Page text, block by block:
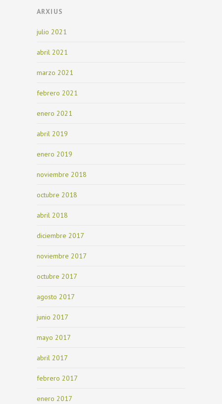
ARXIUS
julio 2021
abril 2021
marzo 2021
febrero 2021
enero 2021
abril 2019
enero 2019
noviembre 2018
octubre 2018
abril 2018
diciembre 2017
noviembre 2017
octubre 2017
agosto 2017
junio 2017
mayo 2017
abril 2017
febrero 2017
enero 2017